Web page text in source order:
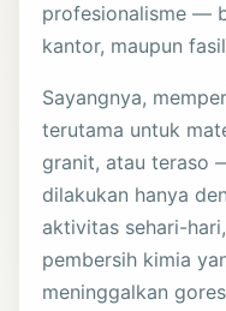
profesionalisme —
kantor, maupun
Sayangnya,
terutama untuk
granit, atau teraso
dilakukan hanya
aktivitas sehari-
pembersih kimia
meninggalkan